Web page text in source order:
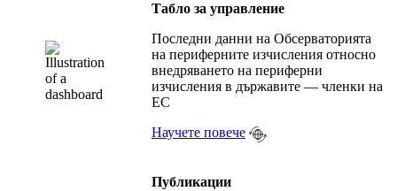
Табло за управление
Последни данни на Обсерваторията
на периферните изчисления относно
внедряването на периферни
изчисления в държавите — членки на
ЕС
Научете повече
Публикации